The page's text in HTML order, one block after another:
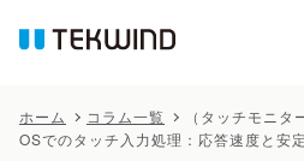
ホーム コラム一覧
（タッチモニ
OSでのタッチ入力処理：応答速度と安